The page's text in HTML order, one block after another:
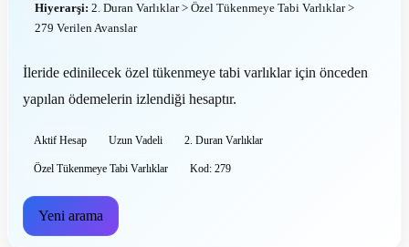
Hiyerarşi: 2. Duran Varlıklar > Özel Tükenmeye Tabi Varlıklar >
279 Verilen Avanslar
İleride edinilecek özel tükenmeye tabi varlıklar için önceden
yapılan ödemelerin izlendiği hesaptır.
Aktif Hesap Uzun Vadeli 2. Duran Varlıklar
Özel Tükenmeye Tabi Varlıklar Kod: 279
Yeni arama